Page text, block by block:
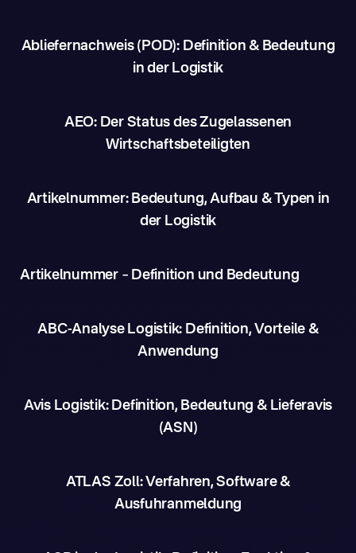
Abliefernachweis (POD): Definition & Bedeutung
in der Logistik
AEO: Der Status des Zugelassenen
Wirtschaftsbeteiligten
Artikelnummer: Bedeutung, Aufbau & Typen in
der Logistik
Artikelnummer – Definition und Bedeutung
ABC-Analyse Logistik: Definition, Vorteile &
Anwendung
Avis Logistik: Definition, Bedeutung & Lieferavis
(ASN)
ATLAS Zoll: Verfahren, Software &
Ausfuhranmeldung